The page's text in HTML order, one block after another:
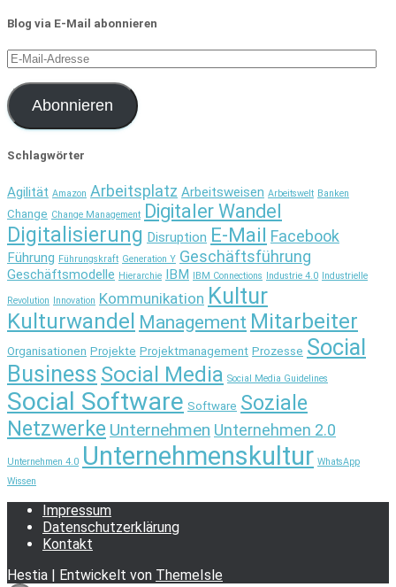
Blog via E-Mail abonnieren
E-
Mail-
Adresse
Abonnieren
Schlagwörter
Agilität Amazon Arbeitsplatz Arbeitsweisen Arbeitswelt Banken
Change Change Management Digitaler Wandel
Digitalisierung Disruption E-Mail Facebook
Führung Führungskraft Generation Y Geschäftsführung
Geschäftsmodelle Hierarchie IBM IBM Connections Industrie 4.0 Industrielle
Revolution Innovation Kommunikation Kultur
Kulturwandel Management Mitarbeiter
Organisationen Projekte Projektmanagement Prozesse Social
Business Social Media Social Media Guidelines
Social Software Software Soziale
Netzwerke Unternehmen Unternehmen 2.0
Unternehmen 4.0 Unternehmenskultur WhatsApp
Wissen
Impressum
Datenschutzerklärung
Kontakt
Hestia | Entwickelt von ThemeIsle